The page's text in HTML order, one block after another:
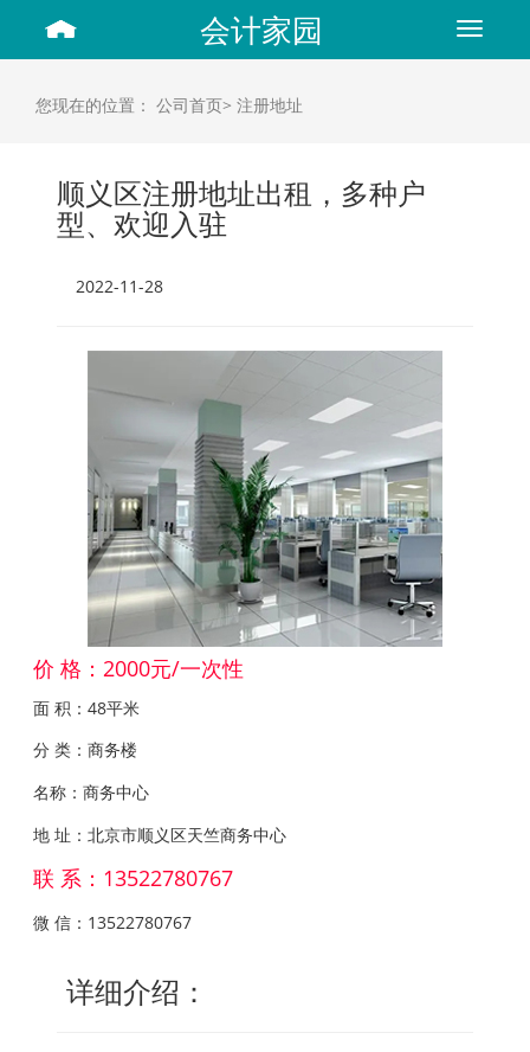
Toggle
会计家园
您现在的位置： 公司首页> 注册地址
顺义区注册地址出租，多种户
型、欢迎入驻
2022-11-28
价 格：2000元/一次性
面 积：48平米
分 类：商务楼
名称：商务中心
地 址：北京市顺义区天竺商务中心
联 系：13522780767
微 信：13522780767
详细介绍：